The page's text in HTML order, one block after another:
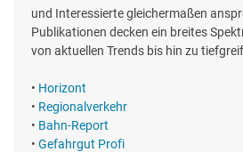
und Interessierte gleichermaßen
Publikationen decken ein breites
von aktuellen Trends bis hin zu
• Horizont
• Regionalverkehr
• Bahn-Report
• Gefahrgut Profi